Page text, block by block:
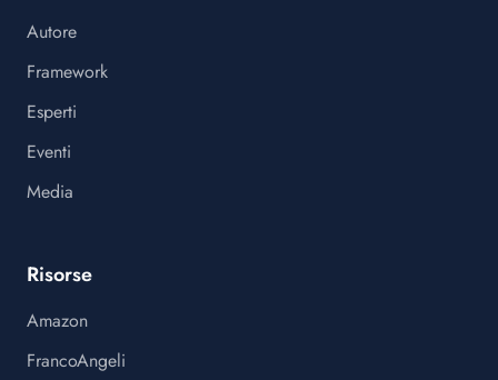
Autore
Framework
Esperti
Eventi
Media
Risorse
Amazon
FrancoAngeli